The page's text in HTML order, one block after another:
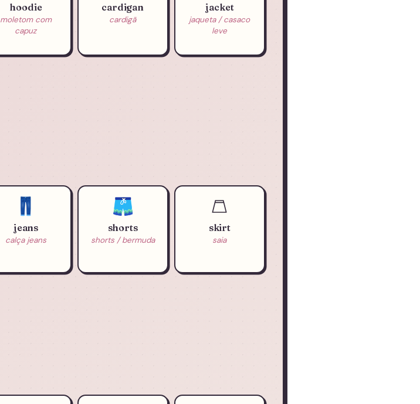
hoodie
moletom com
capuz
cardigan
cardigã
jacket
jaqueta / casaco
leve
👖
jeans
calça jeans
🩳
shorts
shorts / bermuda
skirt
saia